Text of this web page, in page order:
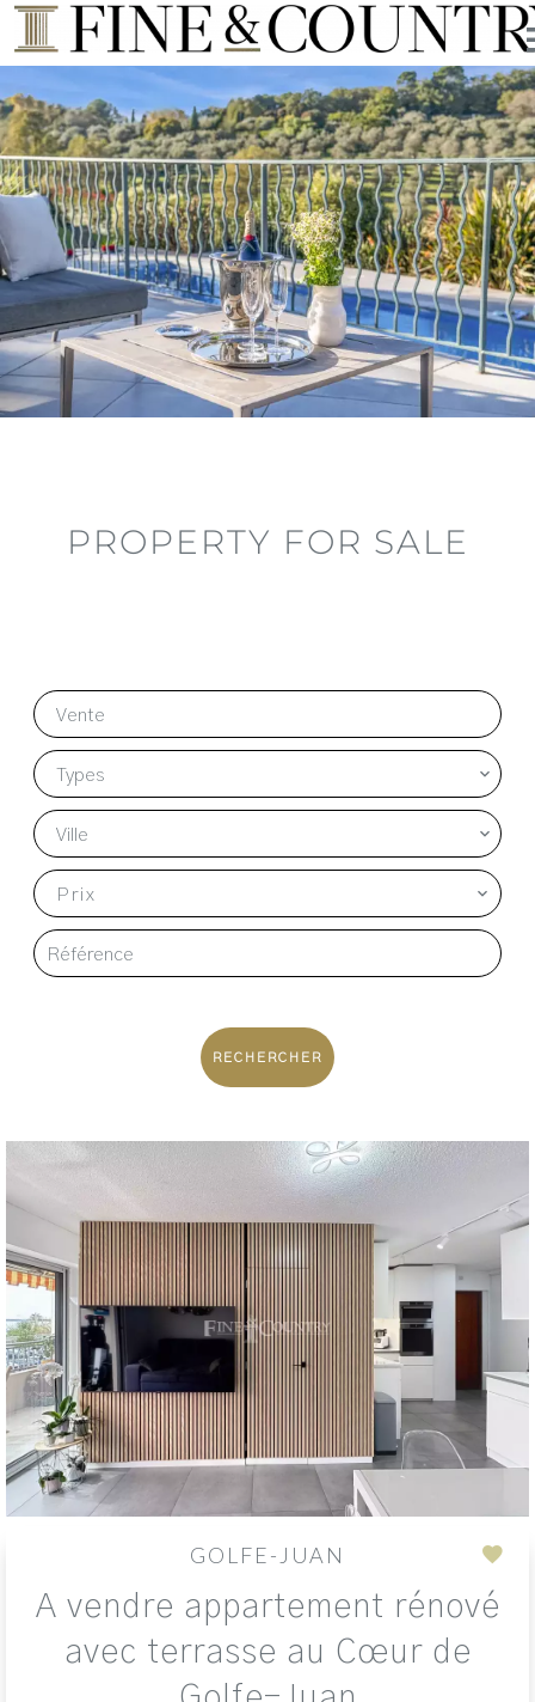
PROPERTY FOR SALE
Vente
Types
Ville
Prix
RECHERCHER
GOLFE-JUAN
A vendre appartement rénové
avec terrasse au Cœur de
to